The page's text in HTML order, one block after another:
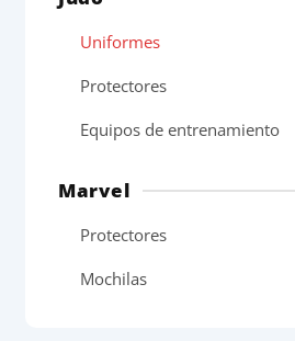
Uniformes
Protectores
Equipos de entrenamiento
Marvel
Protectores
Mochilas